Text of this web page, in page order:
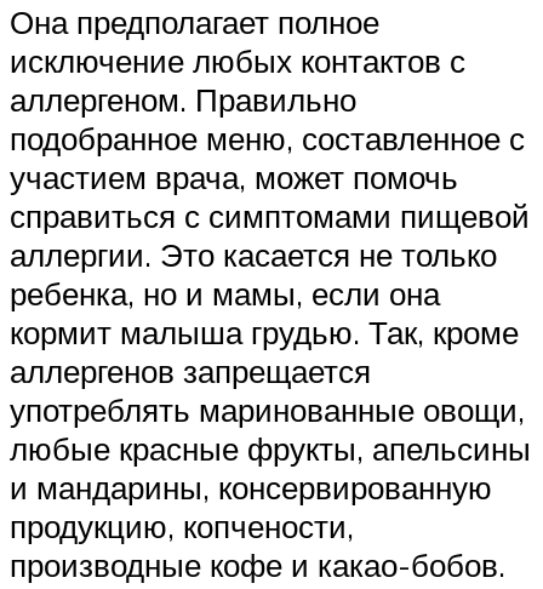
Она предполагает полное
исключение любых контактов с
аллергеном. Правильно
подобранное меню, составленное с
участием врача, может помочь
справиться с симптомами пищевой
аллергии. Это касается не только
ребенка, но и мамы, если она
кормит малыша грудью. Так, кроме
аллергенов запрещается
употреблять маринованные овощи,
любые красные фрукты, апельсины
и мандарины, консервированную
продукцию, копчености,
производные кофе и какао-бобов.